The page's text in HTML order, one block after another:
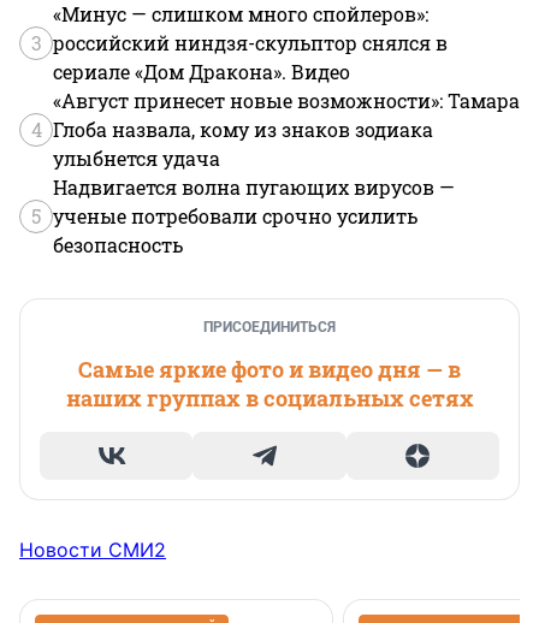
3
«Минус — слишком много спойлеров»:
российский ниндзя-скульптор снялся в
сериале «Дом Дракона». Видео
4
«Август принесет новые возможности»: Тамара
Глоба назвала, кому из знаков зодиака
улыбнется удача
5
Надвигается волна пугающих вирусов —
ученые потребовали срочно усилить
безопасность
ПРИСОЕДИНИТЬСЯ
Самые яркие фото и видео дня — в
наших группах в социальных сетях
Новости СМИ2